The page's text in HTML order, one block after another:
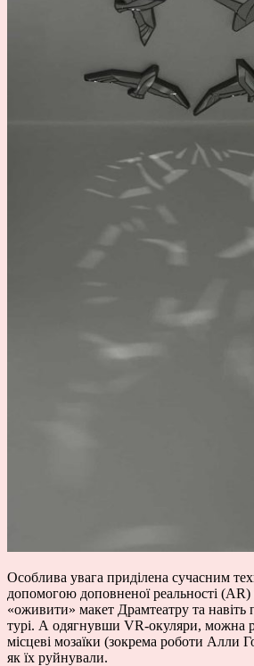
Особлива увага приділена сучасним
допомогою доповненої реальності (AR)
«оживити» макет Драмтеатру та
турі. А одягнувши VR-окуляри, можна
місцеві мозаїки (зокрема роботи Алли
як їх руйнували.